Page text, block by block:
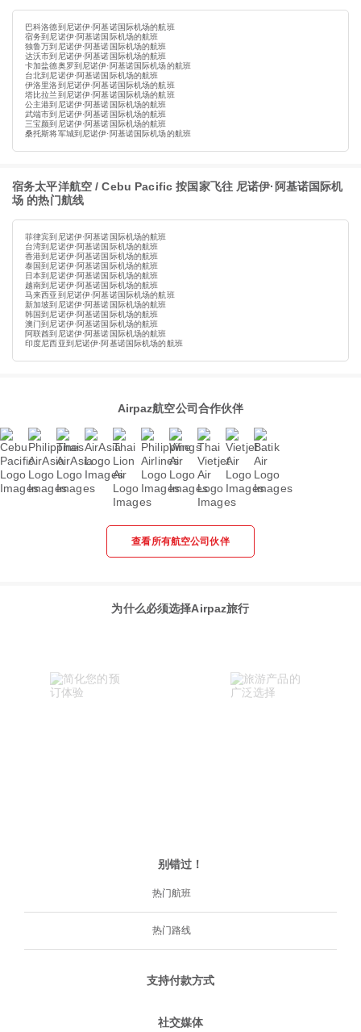
巴科洛德到尼诺伊·阿基诺国际机场的航班
宿务到尼诺伊·阿基诺国际机场的航班
独鲁万到尼诺伊·阿基诺国际机场的航班
达沃市到尼诺伊·阿基诺国际机场的航班
卡加盐德奥罗到尼诺伊·阿基诺国际机场的航班
台北到尼诺伊·阿基诺国际机场的航班
伊洛里洛到尼诺伊·阿基诺国际机场的航班
塔比拉兰到尼诺伊·阿基诺国际机场的航班
公主港到尼诺伊·阿基诺国际机场的航班
武端市到尼诺伊·阿基诺国际机场的航班
三宝颜到尼诺伊·阿基诺国际机场的航班
桑托斯将军城到尼诺伊·阿基诺国际机场的航班
宿务太平洋航空 / Cebu Pacific 按国家飞往 尼诺伊·阿基诺国际机
场 的热门航线
菲律宾到尼诺伊·阿基诺国际机场的航班
台湾到尼诺伊·阿基诺国际机场的航班
香港到尼诺伊·阿基诺国际机场的航班
泰国到尼诺伊·阿基诺国际机场的航班
日本到尼诺伊·阿基诺国际机场的航班
越南到尼诺伊·阿基诺国际机场的航班
马来西亚到尼诺伊·阿基诺国际机场的航班
新加坡到尼诺伊·阿基诺国际机场的航班
韩国到尼诺伊·阿基诺国际机场的航班
澳门到尼诺伊·阿基诺国际机场的航班
阿联酋到尼诺伊·阿基诺国际机场的航班
印度尼西亚到尼诺伊·阿基诺国际机场的航班
Airpaz航空公司合作伙伴
查看所有航空公司伙伴
为什么必须选择Airpaz旅行
别错过！
热门航班
热门路线
支持付款方式
社交媒体